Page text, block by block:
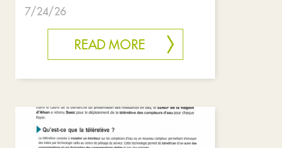
7/24/26
READ MORE